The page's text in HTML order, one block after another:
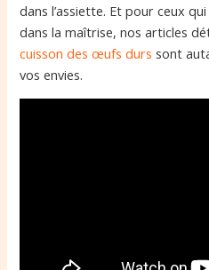
dans l’assiette. Et pour ceux
dans la maîtrise, nos articles
cuisson des œufs durs sont
vos envies.